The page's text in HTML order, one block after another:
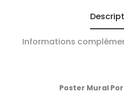
Informations
Poster Mural